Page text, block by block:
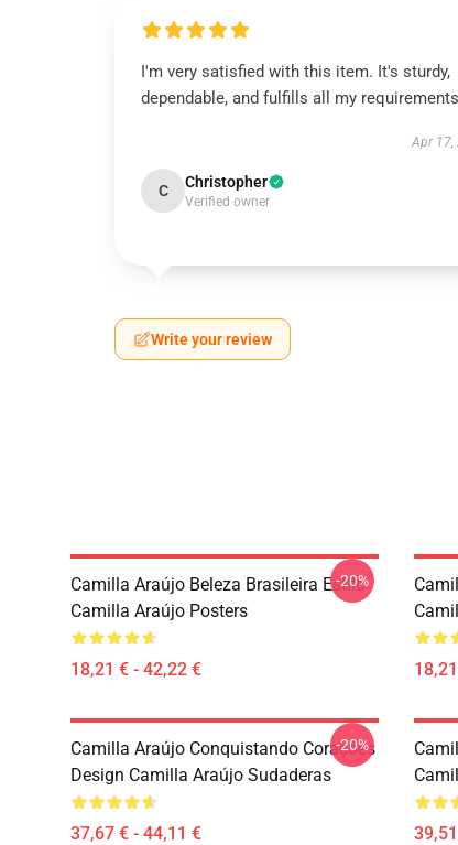
I'm very satisfied with this item. It's sturdy,
dependable, and fulfills all my
Apr 17,
C Christopher
Verified owner
Write your review
Camilla Araújo Beleza Brasileira Estilo
Camilla Araújo Posters
18,21 € - 42,22 €
-20%
Camilla Araújo Conquistando Corações
Design Camilla Araújo Sudaderas
37,67 € - 44,11 €
-20%